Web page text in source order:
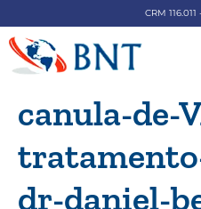
CRM 116.011
canula-de-
dr-daniel-